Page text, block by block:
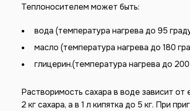
Теплоносителем может быть:
вода (температура нагрева до 95
масло (температура нагрева до 180
глицерин.(температура нагрева до
Растворимость сахара в воде зависит
2 кг сахара, а в 1 л кипятка до 5 кг. При